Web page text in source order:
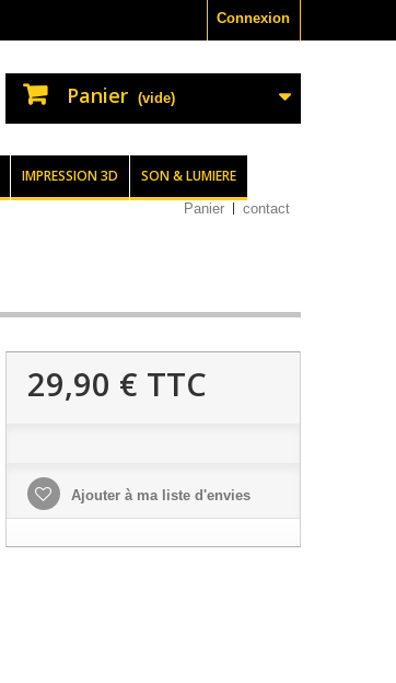
Connexion
Panier (vide)
IMPRESSION 3D SON & LUMIERE
Panier contact
29,90 € TTC
Ajouter à ma liste d'envies